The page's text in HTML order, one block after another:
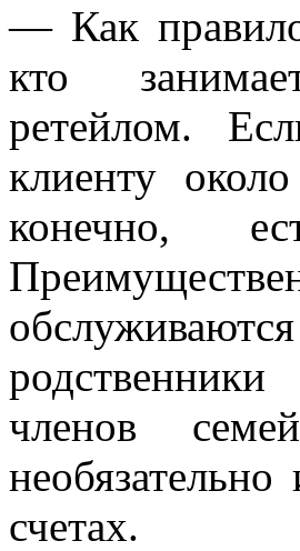
— Как
кто
ретейлом.
клиенту
конечно,
членов
счетах.